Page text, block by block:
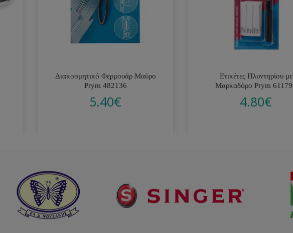
Διακοσμητικό Φερμουάρ Μαύρο
Prym 482136
5.40€
Ετικέτες Πλυντηρίου με
Μαρκαδόρο Prym
4.80€